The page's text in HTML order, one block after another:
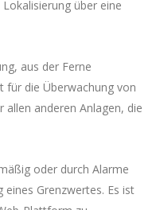
über eine
aus der Ferne
für die Überwachung von
allen anderen Anlagen, die
oder durch Alarme
eines Grenzwertes. Es ist